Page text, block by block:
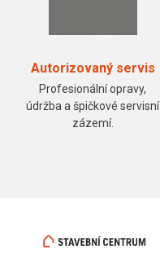
Autorizovaný servis
Profesionální opravy,
údržba a špičkové servisní
zázemí.